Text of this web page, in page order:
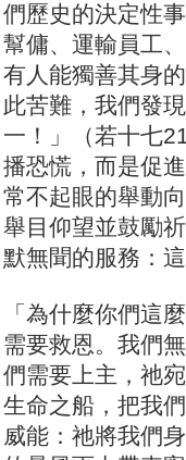
們歷史的決定性
幫傭、運輸員工
有人能獨善其身
此苦難，我們發
一！」（若十七
播恐慌，而是促
常不起眼的舉動
舉目仰望並鼓勵
默無聞的服務：
「為什麼你們這
需要救恩。我們
們需要上主，祂
生命之船，把我
威能：祂將我們